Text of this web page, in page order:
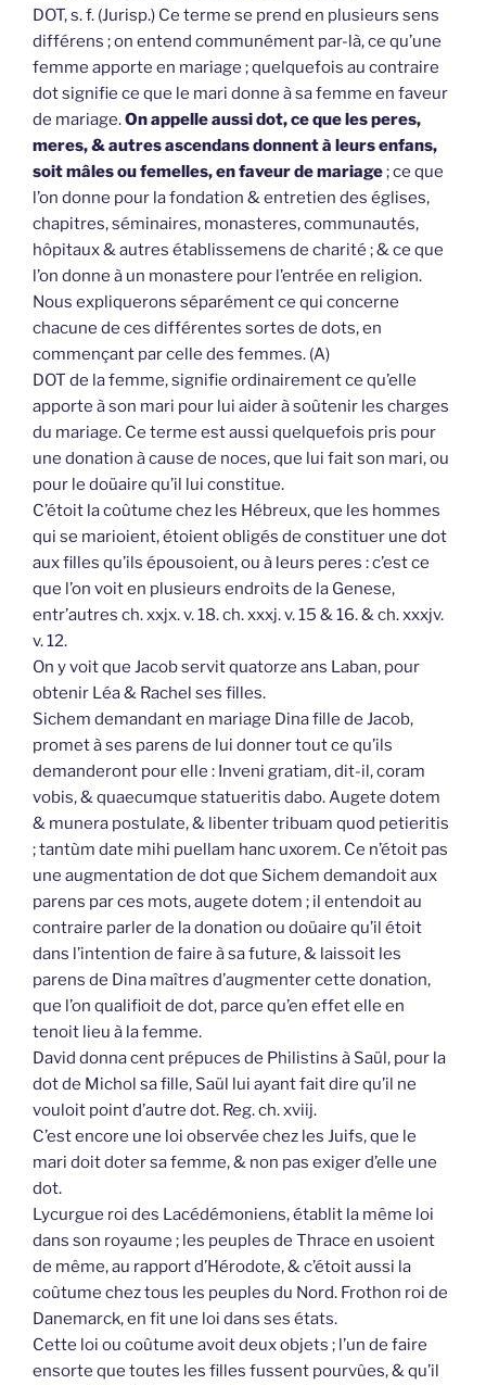
DOT, s. f. (Jurisp.) Ce terme se prend en plusieurs sens
différens ; on entend communément par-là, ce qu’une
femme apporte en mariage ; quelquefois au contraire
dot signifie ce que le mari donne à sa femme en faveur
de mariage.On appelle aussi dot, ce que les peres,
meres, & autres ascendans donnent à leurs enfans,
soit mâles ou femelles, en faveur de mariage; ce que
l’on donne pour la fondation & entretien des églises,
chapitres, séminaires, monasteres, communautés,
hôpitaux & autres établissemens de charité ; & ce que
l’on donne à un monastere pour l’entrée en religion.
Nous expliquerons séparément ce qui concerne
chacune de ces différentes sortes de dots, en
commençant par celle des femmes. (A)
DOT de la femme, signifie ordinairement ce qu’elle
apporte à son mari pour lui aider à soûtenir les charges
du mariage. Ce terme est aussi quelquefois pris pour
une donation à cause de noces, que lui fait son mari, ou
pour le doüaire qu’il lui constitue.
C’étoit la coûtume chez les Hébreux, que les hommes
qui se marioient, étoient obligés de constituer une dot
aux filles qu’ils épousoient, ou à leurs peres : c’est ce
que l’on voit en plusieurs endroits de la Genese,
entr’autres ch. xxjx. v. 18. ch. xxxj. v. 15 & 16. & ch. xxxjv.
v. 12.
On y voit que Jacob servit quatorze ans Laban, pour
obtenir Léa & Rachel ses filles.
Sichem demandant en mariage Dina fille de Jacob,
promet à ses parens de lui donner tout ce qu’ils
demanderont pour elle : Inveni gratiam, dit-il, coram
vobis, & quaecumque statueritis dabo. Augete dotem
& munera postulate, & libenter tribuam quod petieritis
; tantùm date mihi puellam hanc uxorem. Ce n’étoit pas
une augmentation de dot que Sichem demandoit aux
parens par ces mots, augete dotem ; il entendoit au
contraire parler de la donation ou doüaire qu’il étoit
dans l’intention de faire à sa future, & laissoit les
parens de Dina maîtres d’augmenter cette donation,
que l’on qualifioit de dot, parce qu’en effet elle en
tenoit lieu à la femme.
David donna cent prépuces de Philistins à Saül, pour la
dot de Michol sa fille, Saül lui ayant fait dire qu’il ne
vouloit point d’autre dot. Reg. ch. xviij.
C’est encore une loi observée chez les Juifs, que le
mari doit doter sa femme, & non pas exiger d’elle une
dot.
Lycurgue roi des Lacédémoniens, établit la même loi
dans son royaume ; les peuples de Thrace en usoient
de même, au rapport d’Hérodote, & c’étoit aussi la
coûtume chez tous les peuples du Nord. Frothon roi de
Danemarck, en fit une loi dans ses états.
Cette loi ou coûtume avoit deux objets ; l’un de faire
ensorte que toutes les filles fussent pourvûes, & qu’il